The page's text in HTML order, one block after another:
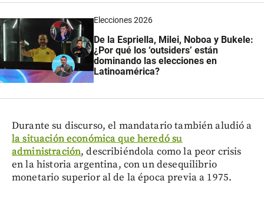
Elecciones 2026
De la Espriella, Milei, Noboa y Bukele:
¿Por qué los ‘outsiders’ están
dominando las elecciones en
Latinoamérica?
Durante su discurso, el mandatario también aludió a
la situación económica que heredó su
administración, describiéndola como la peor crisis
en la historia argentina, con un desequilibrio
monetario superior al de la época previa a 1975.